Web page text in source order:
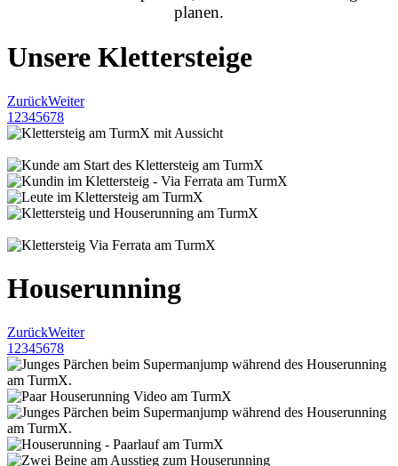
planen.
Unsere Klettersteige
ZurückWeiter
1 2345678
Houserunning
ZurückWeiter
1 2345678